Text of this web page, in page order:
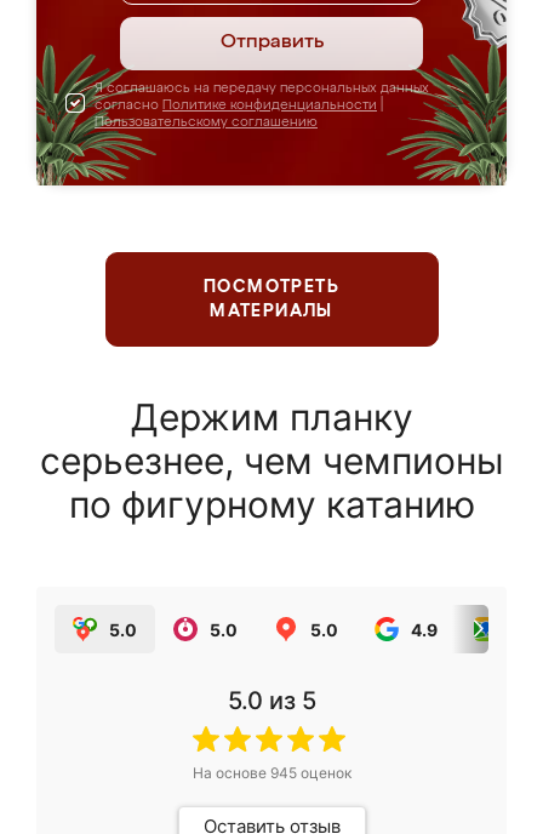
Отправить
Я соглашаюсь на передачу персональных данных
согласно Политике конфиденциальности
Пользовательскому соглашению
ПОСМОТРЕТЬ
МАТЕРИАЛЫ
Держим планку
серьезнее, чем чемпионы
по фигурному катанию
5.0 5.0 5.0 4.9
5.0 из 5
На основе 945оценок
Оставить отзыв